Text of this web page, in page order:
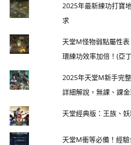
2025年最新練功打寶
求
天堂M怪物弱點屬性
環練功效率加倍！(亞
2025年天堂M新手完
詳細解說，無課、課
天堂經典版：王族、
天堂M衝等必備！經